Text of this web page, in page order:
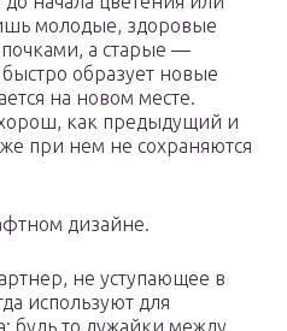
молодые, здоровые
а старые —
образует новые
на новом месте.
как предыдущий и
при нем не сохраняются
дизайне.
не уступающее в
используют для
будь то лужайки между